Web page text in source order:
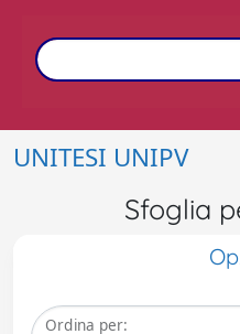
UNITESI UNIPV
Sfoglia
Ordina per: